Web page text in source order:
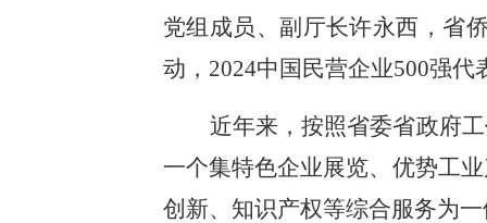
党组成员、副厅长许永西，省
动，2024中国民营企业500强
近年来，按照省委省政府
一个集特色企业展览、优势工
创新、知识产权等综合服务为